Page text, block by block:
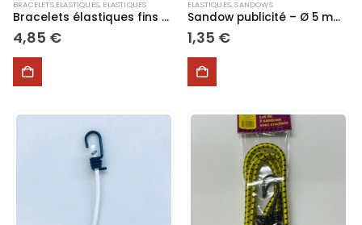
BRACELETS ELASTIQUES, ELASTIQUES
Bracelets élastiques fins Assortiment sac 200 gr
4,85 €
ELASTIQUES,SANDOWS
Sandow publicité – Ø 5 mm – 75 cm
1,35 €